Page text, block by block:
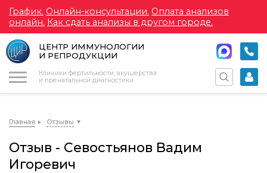
График. Онлайн-консультации. Оплата анализов
онлайн. Как сдать анализы в другом городе.
ЦЕНТР ИММУНОЛОГИИ
И РЕПРОДУКЦИИ
Клиники фертильности, акушерства
и пренатальной диагностики
Главная Отзывы
Отзыв - Севостьянов Вадим
Игоревич